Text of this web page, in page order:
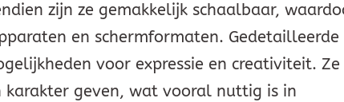
zijn ze gemakkelijk schaalbaar,
en schermformaten. Gedetailleerde
voor expressie en creativiteit. Ze
karakter geven, wat vooral nuttig is in